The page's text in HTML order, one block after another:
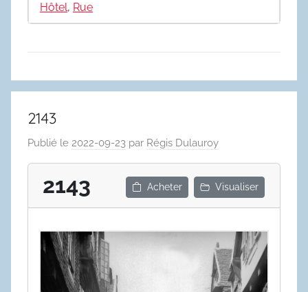
Hôtel, Rue
2143
Publié le 2022-09-23 par Régis Dulauroy
2143 Acheter Visualiser